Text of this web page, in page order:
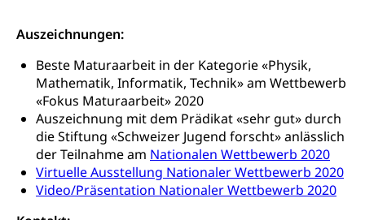
Auszeichnungen:
Beste Maturaarbeit in der Kategorie «Physik,
Mathematik, Informatik, Technik» am Wettbewerb
«Fokus Maturaarbeit» 2020
Auszeichnung mit dem Prädikat «sehr gut» durch
die Stiftung «Schweizer Jugend forscht» anlässlich
der Teilnahme am Nationalen Wettbewerb 2020
Virtuelle Ausstellung Nationaler Wettbewerb 2020
Video/Präsentation Nationaler Wettbewerb 2020
Strassenverkehrsamt (Führerausweis,
Fahrzeugausweis)
Namensänderungen
Geburt
Geburtsurkunde, Geburtsschein, Geburtsanzeige
Familienzulagen (WAS Luzern)
Schwangerschaft / Geburt (gruezi.lu.ch)
Kinder und Jugendliche
Mündigkeit, Kindesschutz, Jugendschutz
Kinder- und Jugendförderung
Psychische Gesundheit
Pflege / Pflegeheim
Hauspflege, spitalexterne Pflege, Spitex